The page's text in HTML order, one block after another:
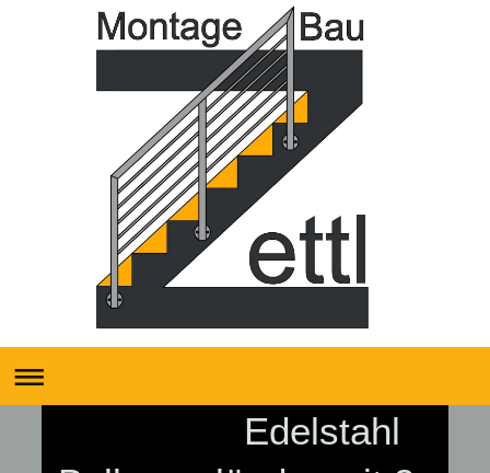
Edelstahl